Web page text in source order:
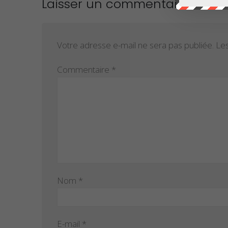
Laisser un commentaire
Votre adresse e-mail ne sera pas publiée.
Commentaire *
Nom *
E-mail *